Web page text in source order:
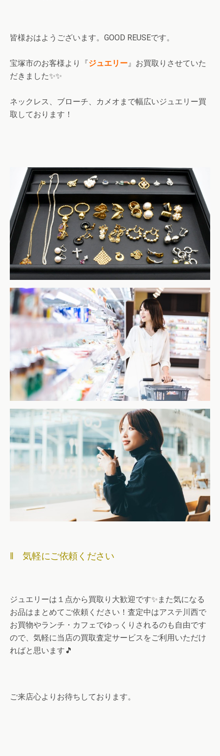
皆様おはようございます。GOOD REUSEです。
宝塚市のお客様より『ジュエリー 』お買取りさせていた
だきました✨✨
ネックレス、ブローチ、カメオまで幅広いジュエリー買
取しております！
‖ 気軽にご依頼ください
ジュエリーは１点から買取り大歓迎です✨また気になる
お品はまとめてご依頼ください！査定中はアステ川西で
お買物やランチ・カフェでゆっくりされるのも自由です
ので、気軽に当店の買取査定サービスをご利用いただけ
ればと思います🎵
ご来店心よりお待ちしております。